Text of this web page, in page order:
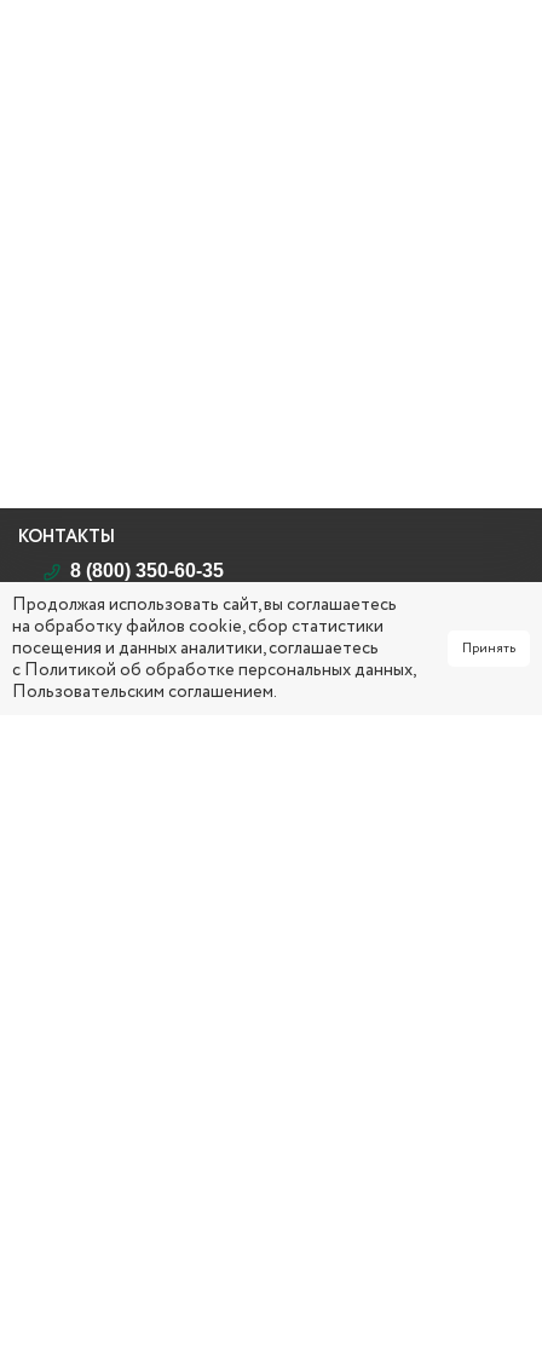
КОНТАКТЫ
8 (800) 350-60-35
Республика Саха (Якутия)
г. Якутск, ул. Кирова, д. 26
mail@yakcsm.ru
ПН - ЧТ 09:00 ч. – 18:00 ч. (обед: 13:00 ч. – 14:00 ч.)
Продолжая использовать сайт, вы соглашаетесь
на обработку файлов cookie, сбор статистики
посещения и данных аналитики, соглашаетесь
сПолитикой об обработке персональных данных,
Пользовательским соглашением.
Принять